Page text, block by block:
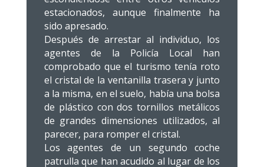
estacionados, aunque finalmente ha
sido apresado.
Después de arrestar al individuo, los
agentes de la Policía Local han
comprobado que el turismo tenía roto
el cristal de la ventanilla trasera y junto
a la misma, en el suelo, había una bolsa
de plástico con dos tornillos metálicos
de grandes dimensiones utilizados, al
parecer, para romper el cristal.
Los agentes de un segundo coche
patrulla que han acudido al lugar de los